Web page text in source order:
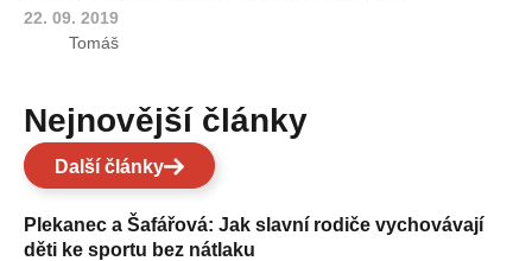
22. 09. 2019
Tomáš
Nejnovější články
Další články
Plekanec a Šafářová: Jak slavní rodiče vychovávají
děti ke sportu bez nátlaku